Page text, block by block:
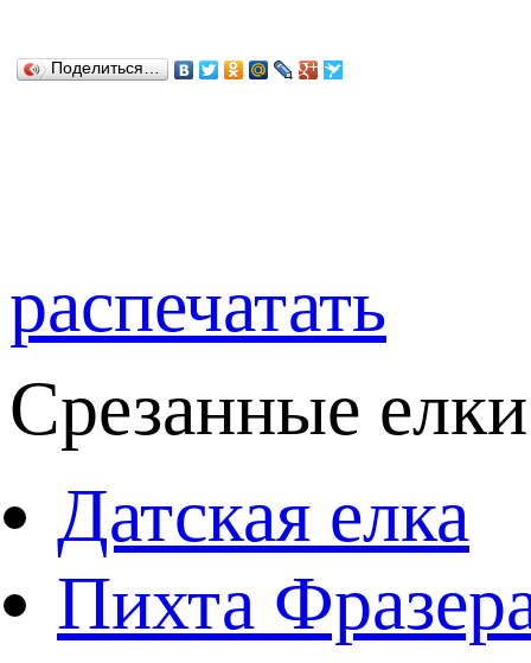
Поделиться…
распечатать
Срезанные
Датская елка
Пихта